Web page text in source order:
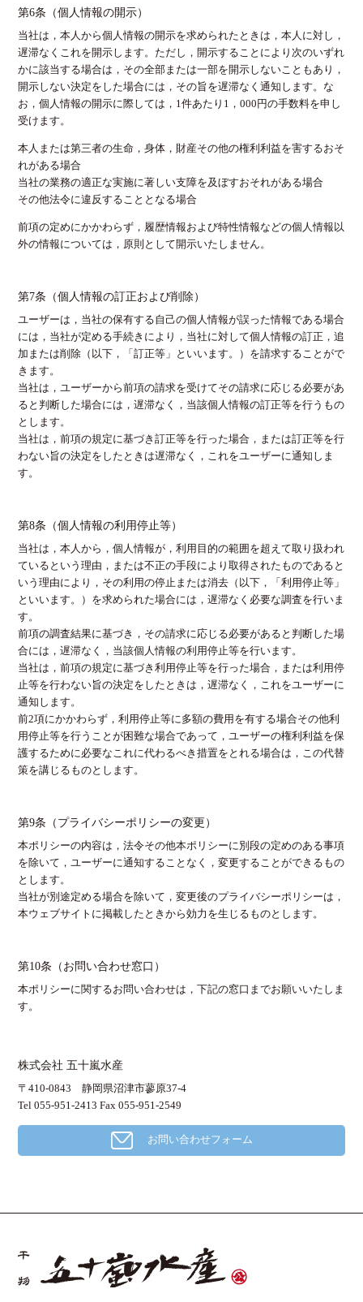
第6条（個人情報の開示）
当社は，本人から個人情報の開示を求められたときは，本人に対し，
遅滞なくこれを開示します。ただし，開示することにより次のいずれ
かに該当する場合は，その全部または一部を開示しないこともあり，
開示しない決定をした場合には，その旨を遅滞なく通知します。な
お，個人情報の開示に際しては，1件あたり1，000円の手数料を申し
受けます。
本人または第三者の生命，身体，財産その他の権利利益を害するおそ
れがある場合
当社の業務の適正な実施に著しい支障を及ぼすおそれがある場合
その他法令に違反することとなる場合
前項の定めにかかわらず，履歴情報および特性情報などの個人情報以
外の情報については，原則として開示いたしません。
第7条（個人情報の訂正および削除）
ユーザーは，当社の保有する自己の個人情報が誤った情報である場合
には，当社が定める手続きにより，当社に対して個人情報の訂正，追
加または削除（以下，「訂正等」といいます。）を請求することがで
きます。
当社は，ユーザーから前項の請求を受けてその請求に応じる必要があ
ると判断した場合には，遅滞なく，当該個人情報の訂正等を行うもの
とします。
当社は，前項の規定に基づき訂正等を行った場合，または訂正等を行
わない旨の決定をしたときは遅滞なく，これをユーザーに通知しま
す。
第8条（個人情報の利用停止等）
当社は，本人から，個人情報が，利用目的の範囲を超えて取り扱われ
ているという理由，または不正の手段により取得されたものであると
いう理由により，その利用の停止または消去（以下，「利用停止等」
といいます。）を求められた場合には，遅滞なく必要な調査を行いま
す。
前項の調査結果に基づき，その請求に応じる必要があると判断した場
合には，遅滞なく，当該個人情報の利用停止等を行います。
当社は，前項の規定に基づき利用停止等を行った場合，または利用停
止等を行わない旨の決定をしたときは，遅滞なく，これをユーザーに
通知します。
前2項にかかわらず，利用停止等に多額の費用を有する場合その他利
用停止等を行うことが困難な場合であって，ユーザーの権利利益を保
護するために必要なこれに代わるべき措置をとれる場合は，この代替
策を講じるものとします。
第9条（プライバシーポリシーの変更）
本ポリシーの内容は，法令その他本ポリシーに別段の定めのある事項
を除いて，ユーザーに通知することなく，変更することができるもの
とします。
当社が別途定める場合を除いて，変更後のプライバシーポリシーは，
本ウェブサイトに掲載したときから効力を生じるものとします。
第10条（お問い合わせ窓口）
本ポリシーに関するお問い合わせは，下記の窓口までお願いいたしま
す。
株式会社 五十嵐水産
〒410-0843 静岡県沼津市蓼原37-4
Tel 055-951-2413 Fax 055-951-2549
お問い合わせフォーム